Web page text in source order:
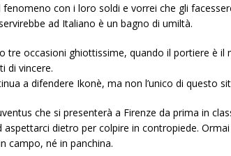
fenomeno con i loro soldi e vorrei che gli
ad Italiano è un bagno di umiltà.
tre occasioni ghiottissime, quando il portiere è il
di vincere.
a difendere Ikonè, ma non l’unico di questo
che si presenterà a Firenze da prima in
dietro per colpire in contropiede.
campo, né in panchina.